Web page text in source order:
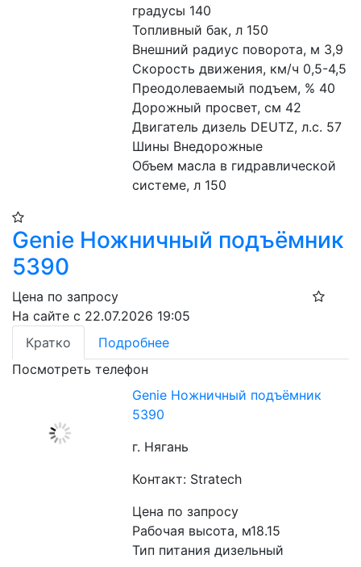
градусы 140
Топливный бак, л 150
Внешний радиус поворота, м 3,9
Скорость движения, км/ч 0,5-4,5
Преодолеваемый подъем, % 40
Дорожный просвет, см 42
Двигатель дизель DEUTZ, л.с. 57
Шины Внедорожные
Объем масла в гидравлической
системе, л 150
Genie Ножничный подъёмник
5390
Цена по запросу
На сайте с 22.07.2026 19:05
Кратко
Подробнее
Посмотреть телефон
Genie Ножничный подъёмник
5390
г. Нягань
Контакт: Stratech
Цена по запросу
Рабочая высота, м18.15
Тип питания дизельный